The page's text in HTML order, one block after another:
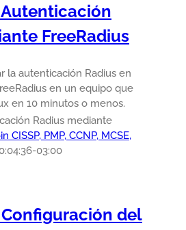
FreeRadius
la autenticación Radius en
en un equipo que
en 10 minutos o menos.
Radius mediante
CISSP, PMP, CCNP, MCSE,
03:00
Configuración del